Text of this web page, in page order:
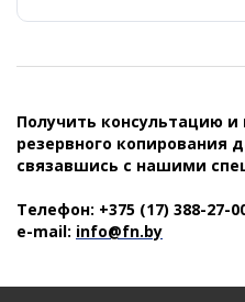
копирования,
бэкапов и готовности к
Периодичность
клиентом.
Получить консультацию и
резервного копирования
связавшись с нашими
Телефон: +375 (17) 388-27-
e-mail: info@fn.by